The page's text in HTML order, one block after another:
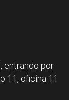
entrando por
11, oficina 11